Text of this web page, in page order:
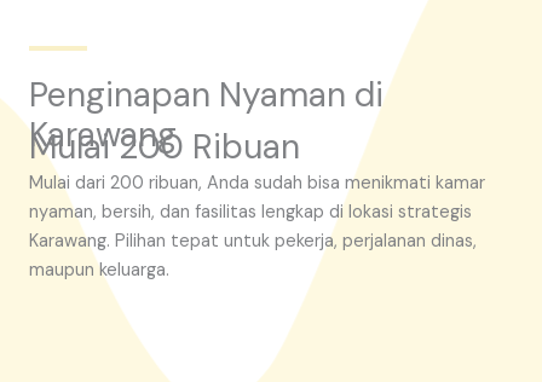
Penginapan Nyaman di
Karawang
Mulai 200 Ribuan
Mulai dari 200 ribuan, Anda sudah bisa menikmati kamar
nyaman, bersih, dan fasilitas lengkap di lokasi strategis
Karawang. Pilihan tepat untuk pekerja, perjalanan dinas,
maupun keluarga.